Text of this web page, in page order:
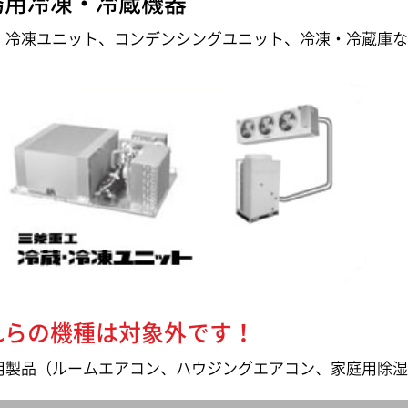
冷凍ユニット、コンデンシングユニット、冷凍・冷蔵庫
の機種は対象外です！
製品（ルームエアコン、ハウジングエアコン、家庭用除湿